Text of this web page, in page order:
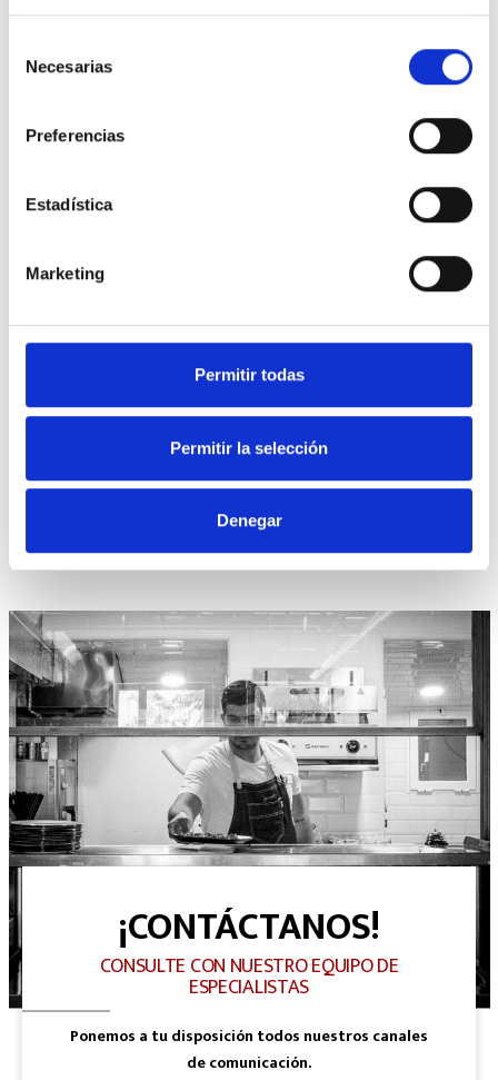
Necesarias
Preferencias
Estadística
Marketing
Permitir todas
Permitir la selección
Denegar
Guarda mi nombre, correo electrónico y web en este navegador
para la próxima vez que comente.
¡CONTÁCTANOS!
CONSULTE CON NUESTRO EQUIPO DE
ESPECIALISTAS
Ponemos a tu disposición todos nuestros canales
de comunicación.